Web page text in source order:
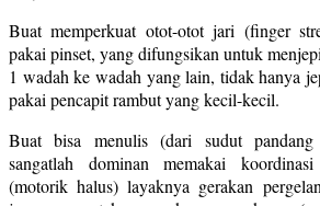
Buat memperkuat otot-otot jari (finger
pakai pinset, yang difungsikan untuk
1 wadah ke wadah yang lain, tidak hanya
pakai pencapit rambut yang kecil-kecil.
Buat bisa menulis (dari sudut pandang
sangatlah dominan memakai
(motorik halus) layaknya gerakan